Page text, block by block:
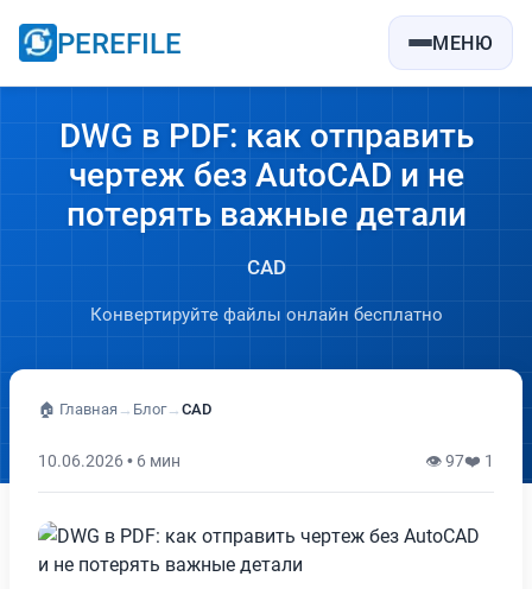
PEREFILE МЕНЮ
DWG в PDF: как отправить
чертеж без AutoCAD и не
потерять важные детали
CAD
Конвертируйте файлы онлайн бесплатно
🏠 Главная → Блог→CAD
10.06.2026 • 6 мин 👁 97❤️ 1